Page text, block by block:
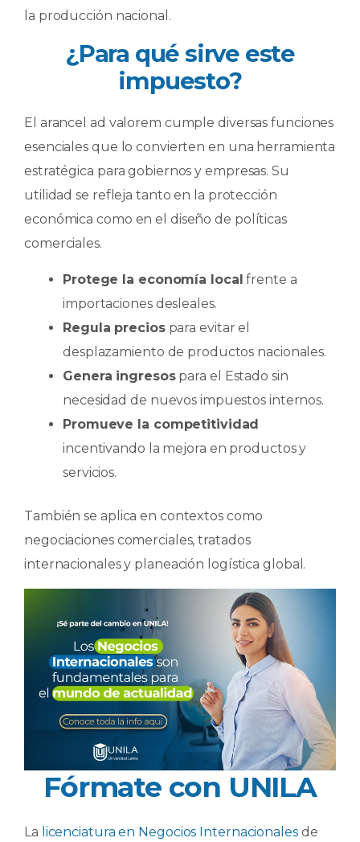
la producción nacional.
¿Para qué sirve este
impuesto?
El arancel ad valorem cumple diversas funciones
esenciales que lo convierten en una herramienta
estratégica para gobiernos y empresas. Su
utilidad se refleja tanto en la protección
económica como en el diseño de políticas
comerciales.
Protege la economía local frente a
importaciones desleales.
Regula preciospara evitar el
desplazamiento de productos nacionales.
Genera ingresospara el Estado sin
necesidad de nuevos impuestos internos.
Promueve la competitividad
incentivando la mejora en productos y
servicios.
También se aplica en contextos como
negociaciones comerciales, tratados
internacionales y planeación logística global.
Fórmate con UNILA
La licenciatura en Negocios Internacionalesde